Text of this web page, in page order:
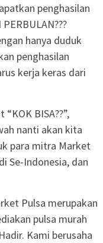
penghasilan
hanya duduk
penghasilan
kerja keras dari
BISA??”,
nanti akan kita
para mitra Market
Se-Indonesia, dan
Pulsa merupakan
pulsa murah
Kami berusaha